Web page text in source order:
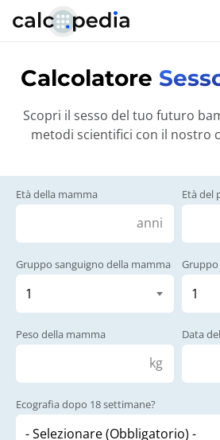
Calcolatore
Scopri il sesso del tuo futuro
metodi scientifici con il nostro
Età della mamma
anni
Età del
Gruppo sanguigno della mamma
Peso della mamma
kg
Data
Ecografia dopo 18 settimane?